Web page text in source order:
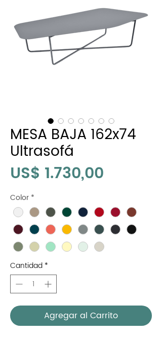
MESA BAJA 162x74
Ultrasofá
US$ 1.730,00
Color *
Cantidad *
Agregar al Carrito